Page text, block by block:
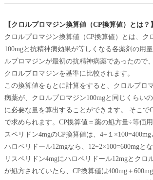
【クロルプロマジン換算値（CP換算値）とは？】
クロルプロマジン換算値（CP換算値）とは、ク
100mgと抗精神病効果が等しくなる各薬剤の用
ルプロマジンが最初の抗精神病薬であったので
クロルプロマジンを基準に比較されます。
この換算値をもとに計算をすると、クロルプロ
病薬が、クロルプロマジン100mgと同じくらい
に必要な量を算出することができます。 そこで
で求められます。CP換算値＝薬の処方量÷等価
スペリドン4mgのCP換算値は、4÷１×100=400mg
ハロペリドール12mgなら、12÷2×100=600mgとな
リスペリドン4mgにハロペリドール12mgとクロ
が処方されていたら、CP換算値は400mg＋